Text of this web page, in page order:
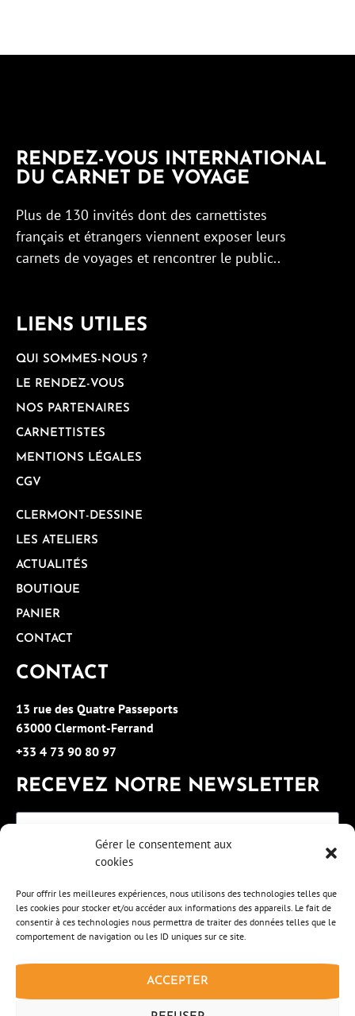
Gérer le consentement aux
cookies
Pour offrir les meilleures expériences, nous utilisons des technologies telles que
les cookies pour stocker et/ou accéder aux informations des appareils. Le fait de
consentir à ces technologies nous permettra de traiter des données telles que le
comportement de navigation ou les ID uniques sur ce site.
ACCEPTER
RENDEZ-VOUS INTERNATIONAL
DU CARNET DE VOYAGE
Plus de 130 invités dont des carnettistes
français et étrangers viennent exposer leurs
carnets de voyages et rencontrer le public..
LIENS UTILES
QUI SOMMES-NOUS ?
LE RENDEZ-VOUS
NOS PARTENAIRES
CARNETTISTES
MENTIONS LÉGALES
CGV
CLERMONT-DESSINE
LES ATELIERS
ACTUALITÉS
BOUTIQUE
PANIER
CONTACT
CONTACT
13 rue des Quatre Passeports
63000 Clermont-Ferrand
+33 4 73 90 80 97
RECEVEZ NOTRE NEWSLETTER